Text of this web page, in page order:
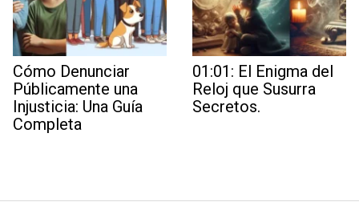
Cómo Denunciar
Públicamente una
Injusticia: Una Guía
Completa
01:01: El Enigma del
Reloj que Susurra
Secretos.